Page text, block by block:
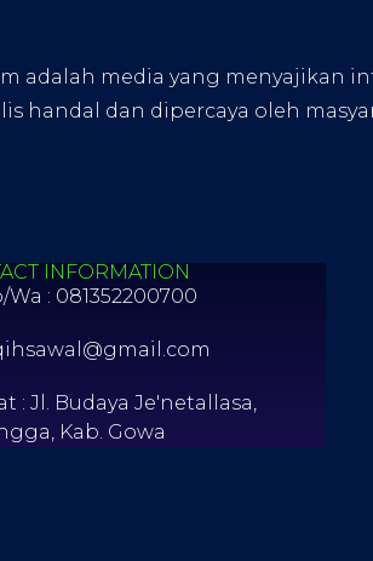
adalah media yang menyajikan
handal dan dipercaya oleh
INFORMATION
Wa : 081352200700
: Jl. Budaya Je'netallasa,
Kab. Gowa